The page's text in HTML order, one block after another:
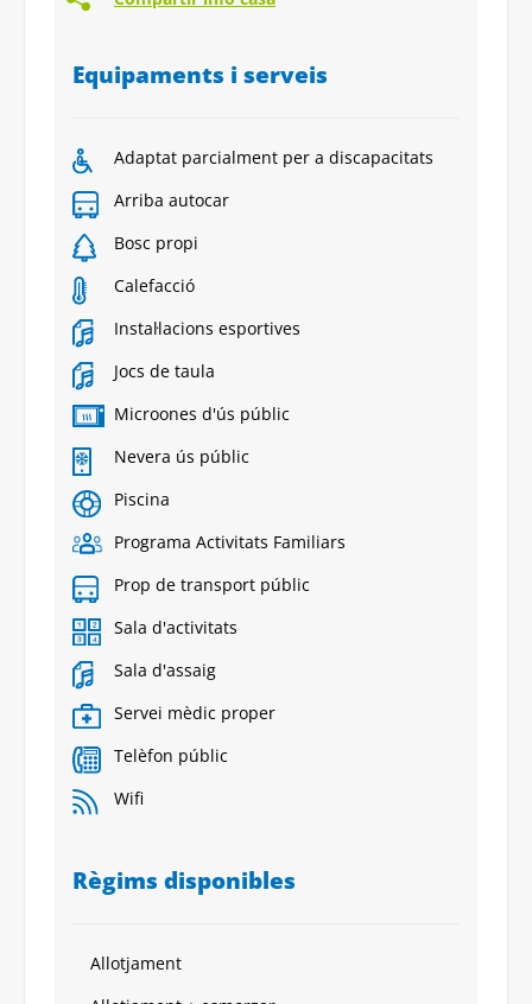
Equipaments i serveis
Adaptat parcialment per a discapacitats
Arriba autocar
Bosc propi
Calefacció
Instal·lacions esportives
Jocs de taula
Microones d'ús públic
Nevera ús públic
Piscina
Programa Activitats Familiars
Prop de transport públic
Sala d'activitats
Sala d'assaig
Servei mèdic proper
Telèfon públic
Wifi
Règims disponibles
Allotjament